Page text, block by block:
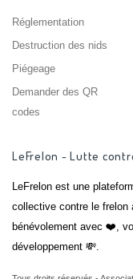
Réglementation
Destruction des nids
Piégeage
Demander des QR
codes
LeFrelon - Lutte
LeFrelon est une
collective contre le frelon
bénévolement avec ❤️,
développement 💸.